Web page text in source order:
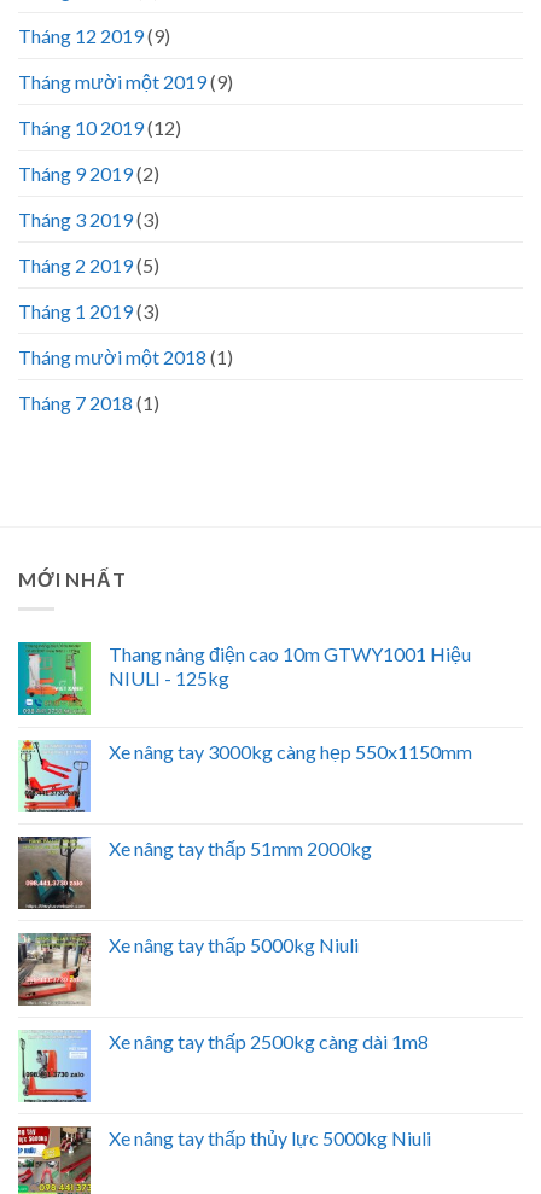
Tháng 12 2019(9)
Tháng mười một 2019(9)
Tháng 10 2019(12)
Tháng 9 2019(2)
Tháng 3 2019(3)
Tháng 2 2019(5)
Tháng 1 2019(3)
Tháng mười một 2018 (1)
Tháng 7 2018 (1)
MỚI NHẤT
Thang nâng điện cao 10m GTWY1001 Hiệu
NIULI - 125kg
Xe nâng tay 3000kg càng hẹp 550x1150mm
Xe nâng tay thấp 51mm 2000kg
Xe nâng tay thấp 5000kg Niuli
Xe nâng tay thấp 2500kg càng dài 1m8
Xe nâng tay thấp thủy lực 5000kg Niuli